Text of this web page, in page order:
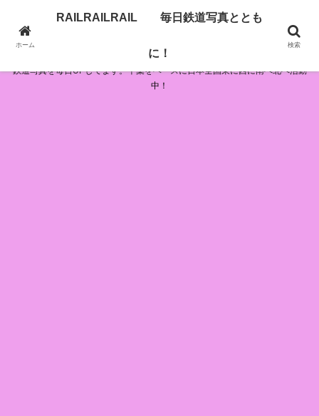
RAILRAILRAIL 毎日鉄道写真とともに！
鉄道写真を毎日UPしてます。千葉をベースに日本全国東に西に南へ北へ活動
中！
ホーム
RAILRAILRAIL 毎日鉄道写真ととも
に！
検索